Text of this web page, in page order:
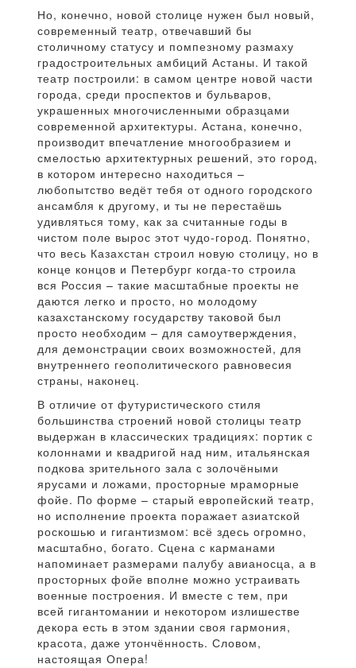
Но, конечно, новой столице нужен был новый,
современный театр, отвечавший бы
столичному статусу и помпезному размаху
градостроительных амбиций Астаны. И такой
театр построили: в самом центре новой части
города, среди проспектов и бульваров,
украшенных многочисленными образцами
современной архитектуры. Астана, конечно,
производит впечатление многообразием и
смелостью архитектурных решений, это город,
в котором интересно находиться –
любопытство ведёт тебя от одного городского
ансамбля к другому, и ты не перестаёшь
удивляться тому, как за считанные годы в
чистом поле вырос этот чудо-город. Понятно,
что весь Казахстан строил новую столицу, но в
конце концов и Петербург когда-то строила
вся Россия – такие масштабные проекты не
даются легко и просто, но молодому
казахстанскому государству таковой был
просто необходим – для самоутверждения,
для демонстрации своих возможностей, для
внутреннего геополитического равновесия
страны, наконец.
В отличие от футуристического стиля
большинства строений новой столицы театр
выдержан в классических традициях: портик с
колоннами и квадригой над ним, итальянская
подкова зрительного зала с золочёными
ярусами и ложами, просторные мраморные
фойе. По форме – старый европейский театр,
но исполнение проекта поражает азиатской
роскошью и гигантизмом: всё здесь огромно,
масштабно, богато. Сцена с карманами
напоминает размерами палубу авианосца, а в
просторных фойе вполне можно устраивать
военные построения. И вместе с тем, при
всей гигантомании и некотором излишестве
декора есть в этом здании своя гармония,
красота, даже утончённость. Словом,
настоящая Опера!